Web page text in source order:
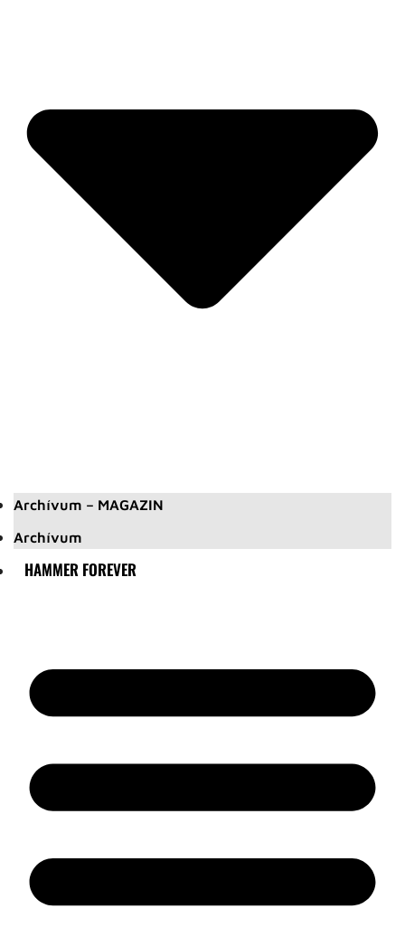
Archívum – MAGAZIN
Archívum
HAMMER FOREVER